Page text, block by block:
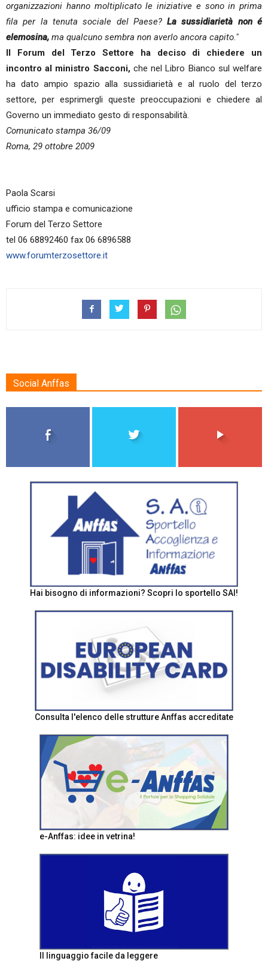
organizzazioni hanno moltiplicato le iniziative e sono in prima
fila per la tenuta sociale del Paese?La sussidiarietà non é
elemosina, ma qualcuno sembra non averlo ancora capito."
Il Forum del Terzo Settore ha deciso di chiedere un
incontro al ministro Sacconi,che nel Libro Bianco sul welfare
ha dato ampio spazio alla sussidiarietà e al ruolo del terzo
settore, per esprimergli queste preoccupazioni e chiedere al
Governo un immediato gesto di responsabilità.
Comunicato stampa 36/09
Roma, 29 ottobre 2009
Paola Scarsi
ufficio stampa e comunicazione
Forum del Terzo Settore
tel 06 68892460 fax 06 6896588
www.forumterzosettore.it
Social Anffas
Hai bisogno di informazioni? Scopri lo sportello SAI!
Consulta l'elenco delle strutture Anffas accreditate
e-Anffas: idee in vetrina!
Il linguaggio facile da leggere